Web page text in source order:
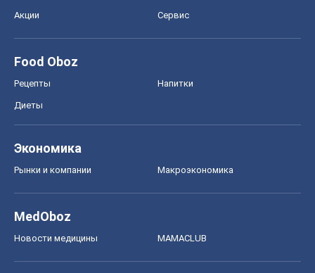
Акции Сервис
Food Oboz
Рецепты Напитки
Диеты
Экономика
Рынки и компании Mакроэкономика
MedOboz
Новости медицины MAMACLUB